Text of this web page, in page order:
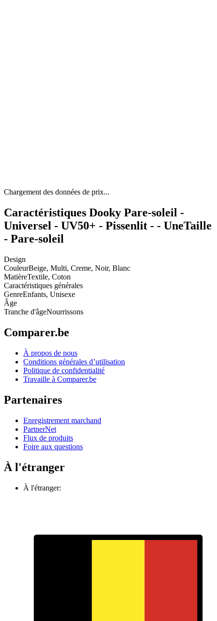
Chargement des données de prix...
Caractéristiques Dooky Pare-soleil -
Universel - UV50+ - Pissenlit - - UneTaille
- Pare-soleil
Design
CouleurBeige, Multi, Creme, Noir, Blanc
MatièreTextile, Coton
Caractéristiques générales
GenreEnfants, Unisexe
Âge
Tranche d'âgeNourrissons
Comparer.be
À propos de nous
Conditions générales d’utilisation
Politique de confidentialité
Travaille à Comparer.be
Partenaires
Enregistrement marchand
PartnerNet
Flux de produits
Foire aux questions
À l'étranger
À l'étranger: